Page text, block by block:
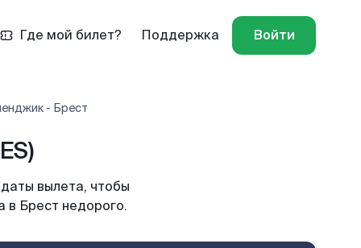
Где мой билет? Поддержка Войти
- Брест
вылета, чтобы
в Брест недорого.